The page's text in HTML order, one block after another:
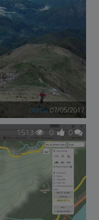
orma 07/05/2017
1513 0 0